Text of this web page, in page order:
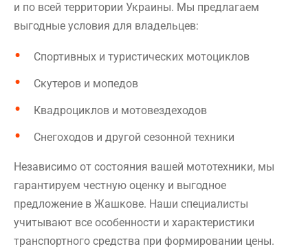
и по всей территории Украины. Мы предлагаем
выгодные условия для владельцев:
Спортивных и туристических мотоциклов
Скутеров и мопедов
Квадроциклов и мотовездеходов
Снегоходов и другой сезонной техники
Независимо от состояния вашей мототехники, мы
гарантируем честную оценку и выгодное
предложение в Жашкове. Наши специалисты
учитывают все особенности и характеристики
транспортного средства при формировании цены.